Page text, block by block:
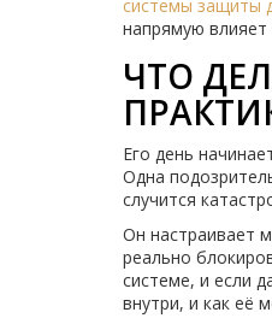
системы защиты
напрямую
ЧТО
Его день
Одна
случится
Он настраивает
реально
системе, и если
внутри, и как её